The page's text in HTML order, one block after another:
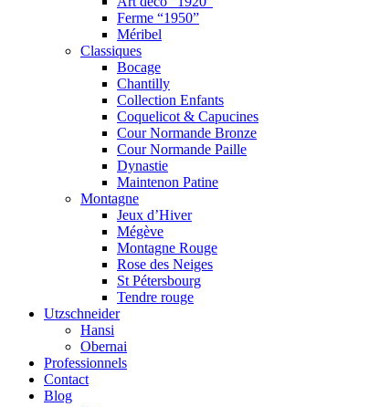
Ferme “1950”
Méribel
Classiques
Bocage
Chantilly
Collection Enfants
Coquelicot & Capucines
Cour Normande Bronze
Cour Normande Paille
Dynastie
Maintenon Patine
Montagne
Jeux d’Hiver
Mégève
Montagne Rouge
Rose des Neiges
St Pétersbourg
Tendre rouge
Utzschneider
Hansi
Obernai
Professionnels
Contact
Blog